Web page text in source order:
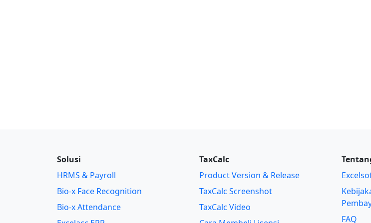
Solusi
HRMS & Payroll
Bio-x Face Recognition
Bio-x Attendance
TaxCalc
Product Version & Release
TaxCalc Screenshot
TaxCalc Video
FAQ